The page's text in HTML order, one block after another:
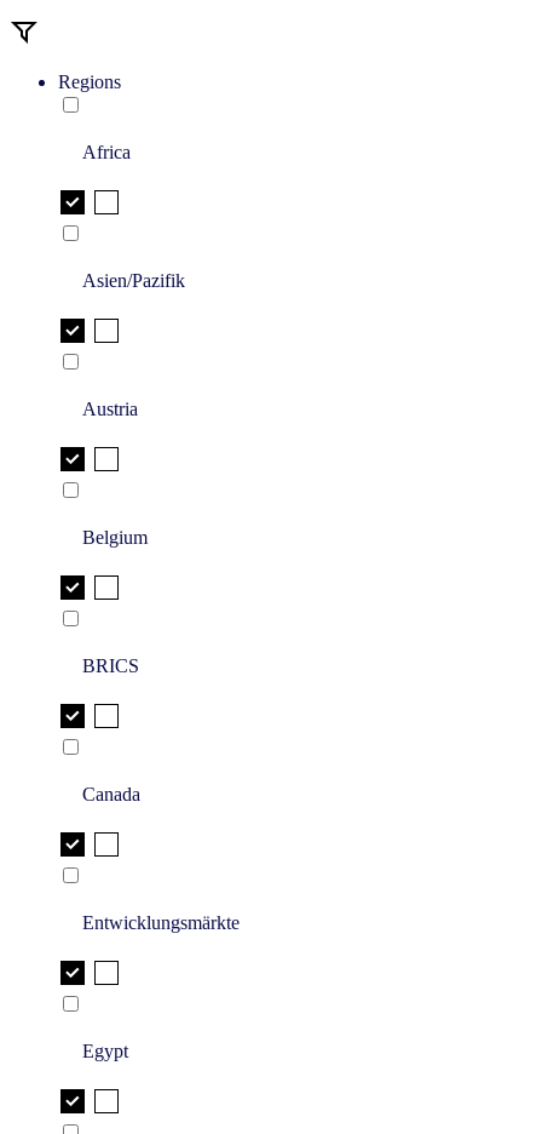
Regions
Africa
Asien/Pazifik
Austria
Belgium
BRICS
Canada
Entwicklungsmärkte
Egypt